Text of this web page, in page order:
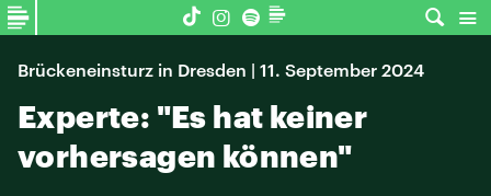
Brückeneinsturz in Dresden | 11. September 2024
Experte: "Es hat keiner
vorhersagen können"